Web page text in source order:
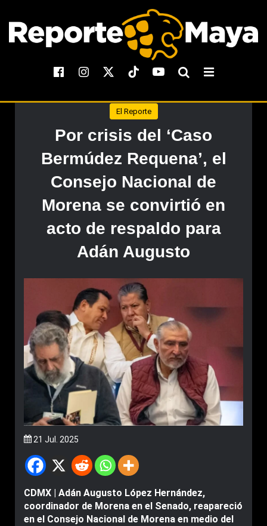
El Reporte
Por crisis del ‘Caso
Bermúdez Requena’, el
Consejo Nacional de
Morena se convirtió en
acto de respaldo para
Adán Augusto
21 Jul. 2025
CDMX | Adán Augusto López Hernández,
coordinador de Morena en el Senado, reapareció
en el Consejo Nacional de Morena en medio del